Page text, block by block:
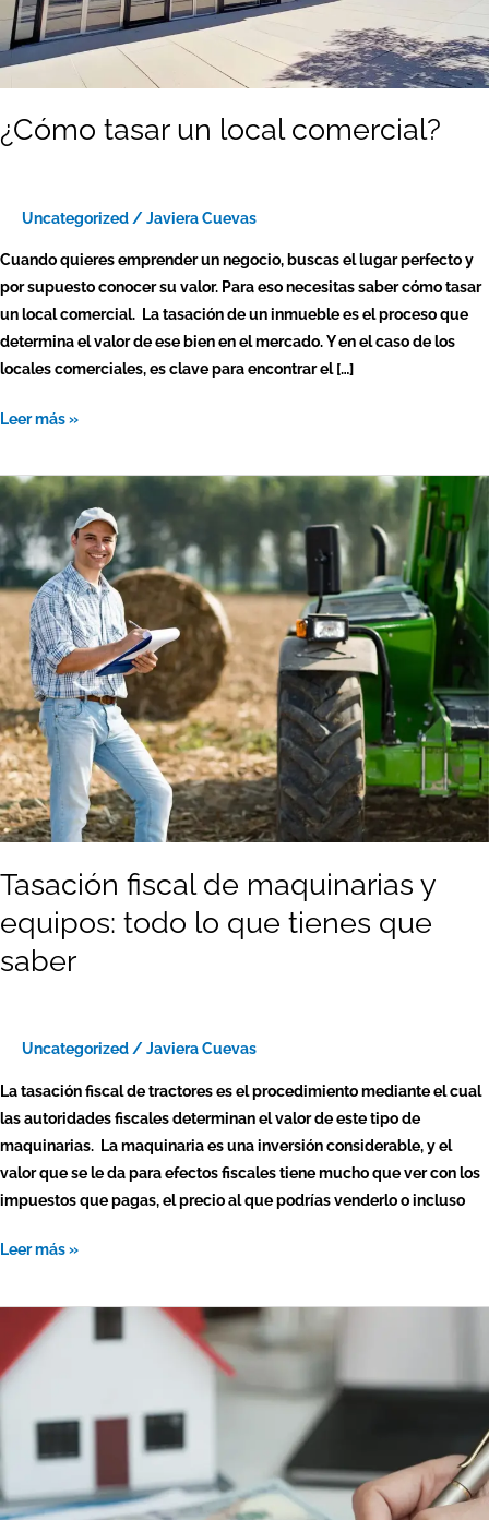
¿Cómo tasar un local comercial​?
Uncategorized /Javiera Cuevas
Cuando quieres emprender un negocio, buscas el lugar perfecto y
por supuesto conocer su valor. Para eso necesitas saber cómo tasar
un local comercial​. La tasación de un inmueble es el proceso que
determina el valor de ese bien en el mercado. Y en el caso de los
locales comerciales, es clave para encontrar el […]
Leer más »
Tasación fiscal de maquinarias y
equipos: todo lo que tienes que
saber
Uncategorized/Javiera Cuevas
La tasación fiscal de tractores es el procedimiento mediante el cual
las autoridades fiscales determinan el valor de este tipo de
maquinarias. La maquinaria es una inversión considerable, y el
valor que se le da para efectos fiscales tiene mucho que ver con los
impuestos que pagas, el precio al que podrías venderlo o incluso
Tasación
de
maquinarias
y
equipos:
todo
lo
que
tienes
que
saber
Leer más »
¿Cómo
puede
crédito
en